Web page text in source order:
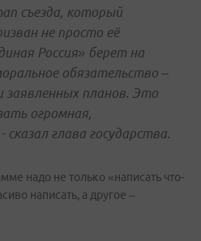
съезда, который
не просто её
Россия» берет на
обязательство –
заявленных планов. Это
огромная,
глава государства.
надо не только «написать что-
написать, а другое –